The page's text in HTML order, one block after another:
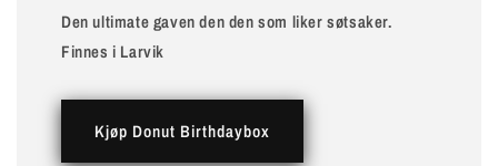
Den ultimate gaven den den som liker søtsaker.
Finnes i Larvik
Kjøp Donut Birthdaybox